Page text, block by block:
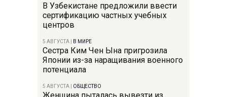
В Узбекистане предложили ввести
сертификацию частных учебных
центров
5 АВГУСТА В МИРЕ
Сестра Ким Чен Ына пригрозила
Японии из-за наращивания военного
потенциала
5 АВГУСТА ОБЩЕСТВО